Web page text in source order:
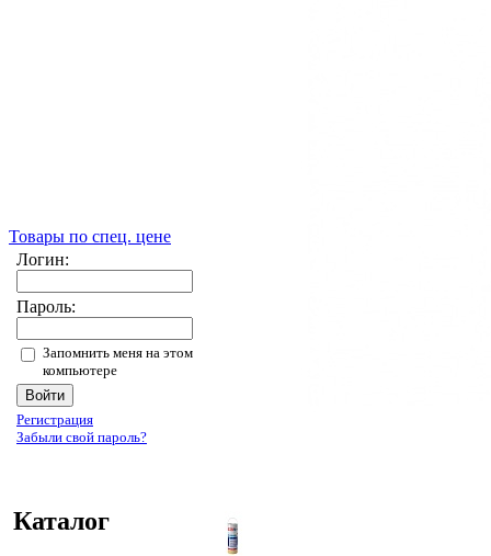
Товары по спец. цене
Логин:
Пароль:
Запомнить меня на этом
компьютере
Регистрация
Забыли свой пароль?
Каталог